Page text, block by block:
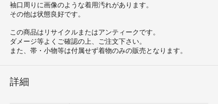
袖口周りに画像のような着用汚れがあります。
その他は状態良好です。
この商品はリサイクルまたはアンティークです。
ダメージ等よくご確認の上、ご注文下さい。
また、帯・小物等は付属せず着物のみの販売となります。
詳細